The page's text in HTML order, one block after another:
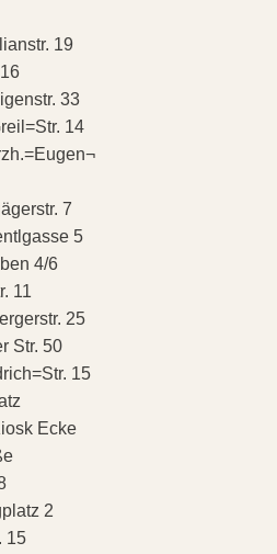
19
33
14
7
5
4/6
11
25
Str. 50
15
Ecke
2
15